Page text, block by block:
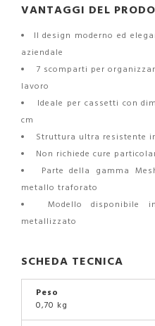
VANTAGGI DEL
Il design moderno ed
aziendale
7 scomparti per
lavoro
Ideale per cassetti con
cm
Struttura ultra resistente
Non richiede cure
Parte della gamma
metallo traforato
Modello disponibile
metallizzato
SCHEDA TECNICA
Peso
0,70 kg